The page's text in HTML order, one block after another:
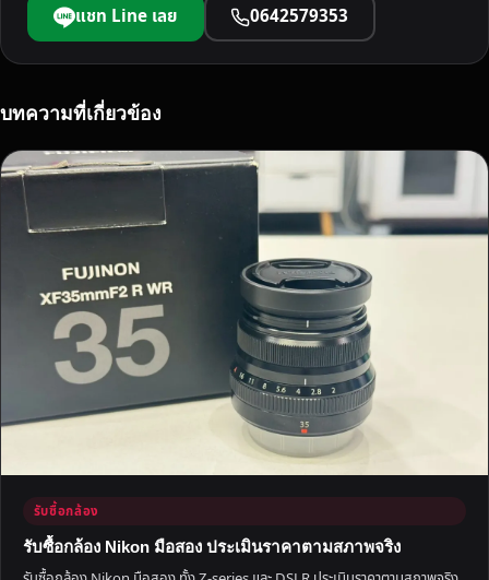
ก
า
ร
บ
อ
แชท Line เลย 0642579353
บทความที่เกี่ยวข้อง
รับซื้อกล้อง
รับซื้อกล้อง Nikon มือสอง ประเมินราคาตามสภาพจริง